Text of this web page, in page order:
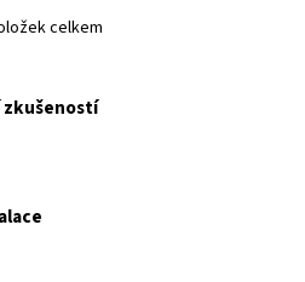
O
l
á
í
celkem